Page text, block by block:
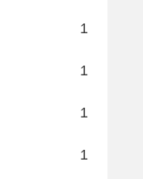
1
1
1
1